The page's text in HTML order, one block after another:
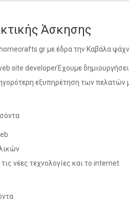
Άσκησης
με έδρα την Καβάλα
site developerΈχουμε
εξυπηρέτηση των
νέες τεχνολογίες και το internet